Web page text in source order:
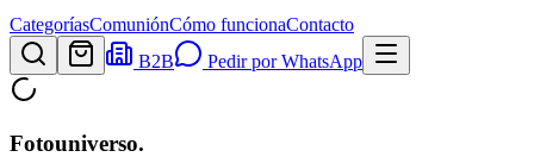
CategoríasComuniónCómo funcionaContacto
B2B
Pedir por WhatsApp
Fotouniverso.